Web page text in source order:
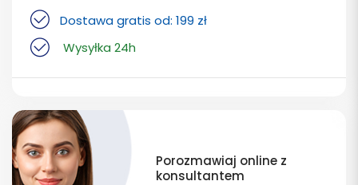
Dostawa gratis od: 199 zł
Wysyłka 24h
Porozmawiaj online z
konsultantem